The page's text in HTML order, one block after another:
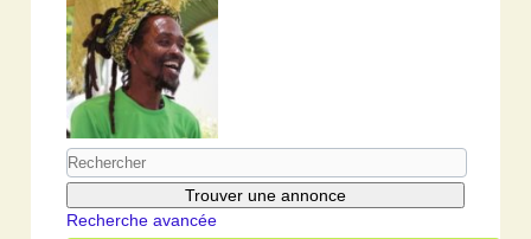
Recherche avancée